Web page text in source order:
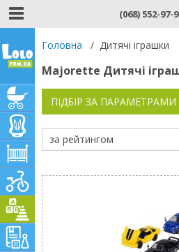
(068) 552-97-
Головна / Дитячі іграшки
Majorette Дитячі
ПІДБІР ЗА ПАРАМЕТРАМИ
за рейтингом